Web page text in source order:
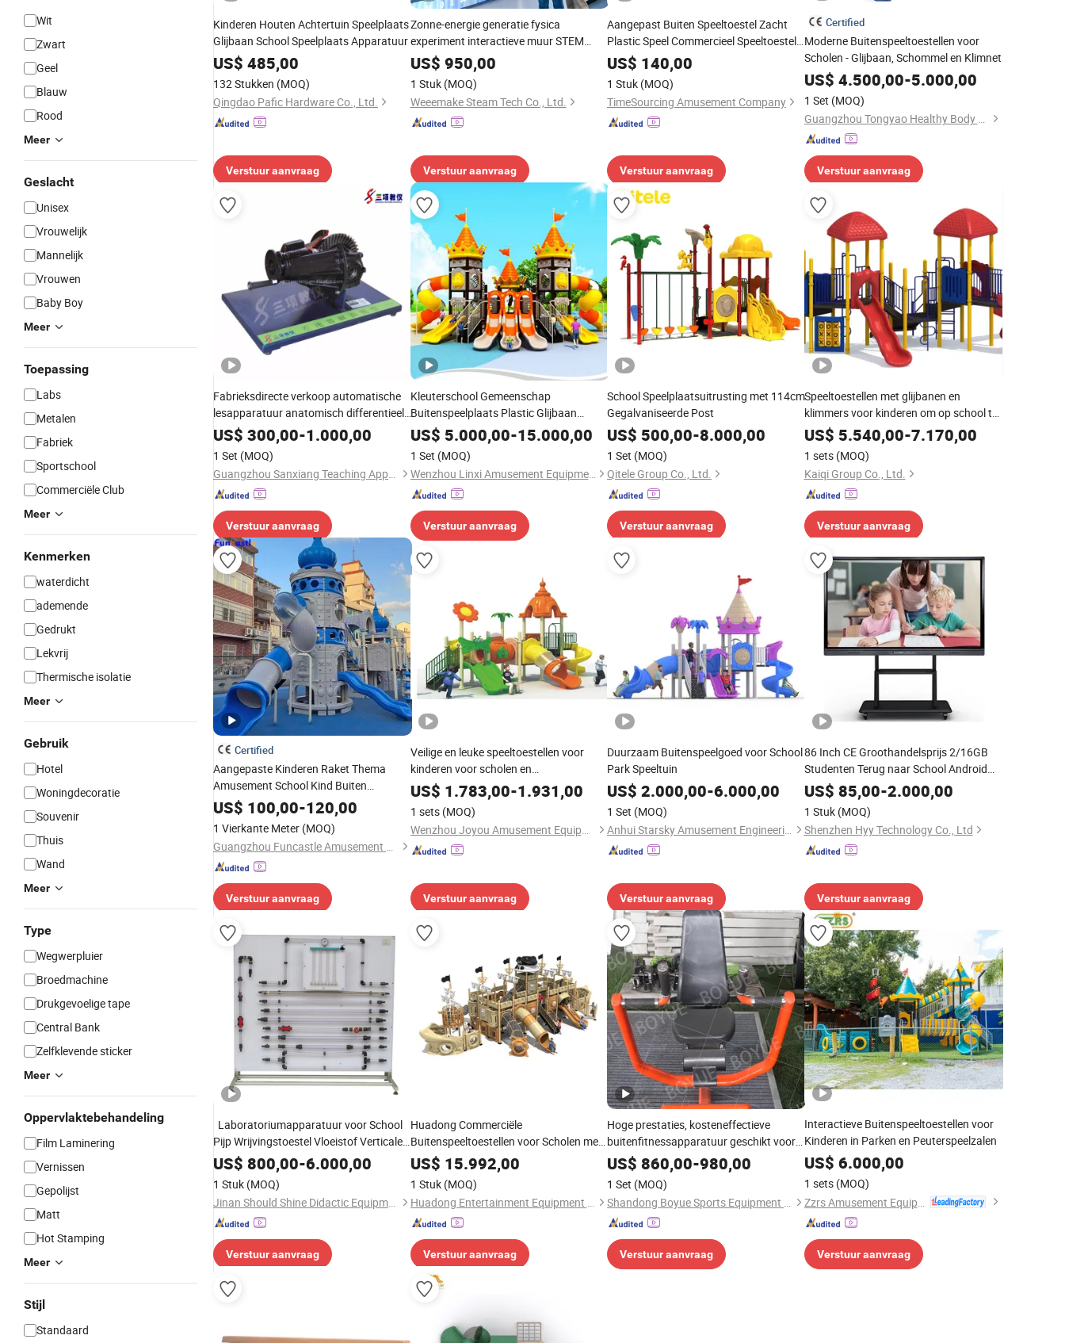
Wit
Zwart
Geel
Blauw
Rood
Meer
Geslacht
Unisex
Vrouwelijk
Mannelijk
Vrouwen
Baby Boy
Meer
Toepassing
Labs
Metalen
Fabriek
Sportschool
Commerciële Club
Meer
Kenmerken
waterdicht
ademende
Gedrukt
Lekvrij
Thermische isolatie
Meer
Gebruik
Hotel
Woningdecoratie
Souvenir
Thuis
Wand
Meer
Type
Wegwerpluier
Broedmachine
Drukgevoelige tape
Central Bank
Zelfklevende sticker
Meer
Oppervlaktebehandeling
Film Laminering
Vernissen
Gepolijst
Matt
Hot Stamping
Meer
Stijl
Standaard
Kinderen Houten Achtertuin Speelplaats
Glijbaan School Speelplaats Apparatuur
US$ 485,00
132 Stukken (MOQ)
Qingdao Pafic Hardware Co., Ltd.
Verstuur aanvraag
Zonne-energie generatie fysica
experiment interactieve muur STEM
leren educatieve AI doos voor school lab
apparatuur
US$ 950,00
1 Stuk (MOQ)
Weeemake Steam Tech Co., Ltd.
Verstuur aanvraag
Aangepast Buiten Speeltoestel Zacht
Plastic Speel Commercieel Speeltoestel
voor Kinderen en School
US$ 140,00
1 Stuk (MOQ)
TimeSourcing Amusement Company
Verstuur aanvraag
Certified
Moderne Buitenspeeltoestellen voor
Scholen - Glijbaan, Schommel en Klimnet
US$ 4.500,00-5.000,00
1 Set (MOQ)
Guangzhou Tongyao Healthy Body Equipment Co., Ltd.
Verstuur aanvraag
Fabrieksdirecte verkoop automatische
lesapparatuur anatomisch differentieel
lesmodel voor schoollaboratorium
US$ 300,00-1.000,00
1 Set (MOQ)
Guangzhou Sanxiang Teaching Apparatus Co., Ltd.
Verstuur aanvraag
Kleuterschool Gemeenschap
Buitenspeelplaats Plastic Glijbaan
Attractiepark Apparatuur
US$ 5.000,00-15.000,00
1 Set (MOQ)
Wenzhou Linxi Amusement Equipment Co., Ltd.
Verstuur aanvraag
School Speelplaatsuitrusting met 114cm
Gegalvaniseerde Post
US$ 500,00-8.000,00
1 Set (MOQ)
Qitele Group Co., Ltd.
Verstuur aanvraag
Speeltoestellen met glijbanen en
klimmers voor kinderen om op school te
spelen
US$ 5.540,00-7.170,00
1 sets (MOQ)
Kaiqi Group Co., Ltd.
Verstuur aanvraag
Certified
Aangepaste Kinderen Raket Thema
Amusement School Kind Buiten
Speelplaats Apparatuur met Glijbaan
US$ 100,00-120,00
1 Vierkante Meter (MOQ)
Guangzhou Funcastle Amusement Equipment Co., Ltd
Verstuur aanvraag
Veilige en leuke speeltoestellen voor
kinderen voor scholen en
gemeenschappen
US$ 1.783,00-1.931,00
1 sets (MOQ)
Wenzhou Joyou Amusement Equipment Co., Ltd.
Verstuur aanvraag
Duurzaam Buitenspeelgoed voor School
Park Speeltuin
US$ 2.000,00-6.000,00
1 Set (MOQ)
Anhui Starsky Amusement Engineering Technology Co., Ltd
Verstuur aanvraag
86 Inch CE Groothandelsprijs 2/16GB
Studenten Terug naar School Android
Windows Linux Capacitive Resistieve
Pcap Touchscreen IPS Paneel
Mechatronica Opleidingsapparatuur
US$ 85,00-2.000,00
1 Stuk (MOQ)
Shenzhen Hyy Technology Co., Ltd
Verstuur aanvraag
Laboratoriumapparatuur voor School
Pijp Wrijvingstoestel Vloeistof Verticale
Hydrodynamica Laboratorium
US$ 800,00-6.000,00
1 Stuk (MOQ)
Jinan Should Shine Didactic Equipment Co., Ltd.
Verstuur aanvraag
Huadong Commerciële
Buitenspeeltoestellen voor Scholen met
Veiligheidshekken op
Schoolsportterreinen
US$ 15.992,00
1 Stuk (MOQ)
Huadong Entertainment Equipment Co., Ltd.
Verstuur aanvraag
Hoge prestaties, kosteneffectieve
buitenfitnessapparatuur geschikt voor
sportscholen, parken, gemeenschappen
en scholen
US$ 860,00-980,00
1 Set (MOQ)
Shandong Boyue Sports Equipment Co., Ltd.
Verstuur aanvraag
Interactieve Buitenspeeltoestellen voor
Kinderen in Parken en Peuterspeelzalen
US$ 6.000,00
1 sets (MOQ)
Verstuur aanvraag